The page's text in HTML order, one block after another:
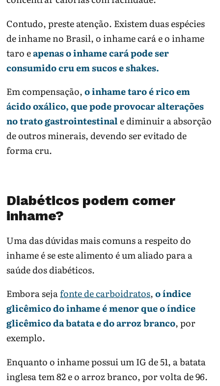
Contudo, preste atenção. Existem duas espécies
de inhame no Brasil, o inhame cará e o inhame
taro eapenas o inhame cará pode ser
consumido cru em sucos e shakes.
Em compensação,o inhame taro é rico em
ácido oxálico, que pode provocar alterações
no trato gastrointestinale diminuir a absorção
de outros minerais, devendo ser evitado de
forma cru.
Diabéticos podem comer
inhame?
Uma das dúvidas mais comuns a respeito do
inhame é se este alimento é um aliado para a
saúde dos diabéticos.
Embora sejafonte de carboidratos,o índice
glicêmico do inhame é menor que o índice
glicêmico da batata e do arroz branco, por
exemplo.
Enquanto o inhame possui um IG de 51, a batata
inglesa tem 82 e o arroz branco, por volta de 96.